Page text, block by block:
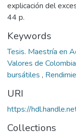
explicación del
44 p.
Keywords
Tesis. Maestría en
Valores de
bursátiles ,
URI
https://
Collections